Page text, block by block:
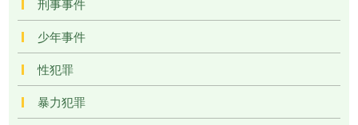
刑事事件
少年事件
性犯罪
暴力犯罪